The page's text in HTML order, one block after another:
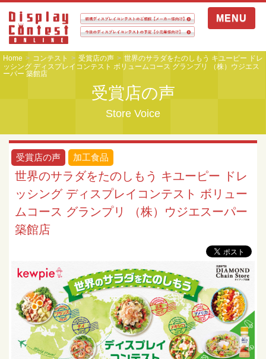
MENU
Home コンテスト 受賞店の声
世界のサラダをたのしもう キユーピー ドレ
ッシング ディスプレイコンテスト ボリュームコース グランプリ （株）ウジエス
ーパー 築館店
受賞店の声
Store Voice
受賞店の声 加工食品
世界のサラダをたのしもう キユーピー ドレ
ッシング ディスプレイコンテスト ボリュー
ムコース グランプリ （株）ウジエスーパー
築館店